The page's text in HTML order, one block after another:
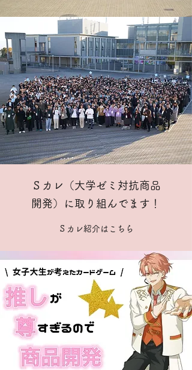
Ｓカレ（大学ゼミ対抗商品
開発）に取り組んでます！
Ｓカレ紹介はこちら